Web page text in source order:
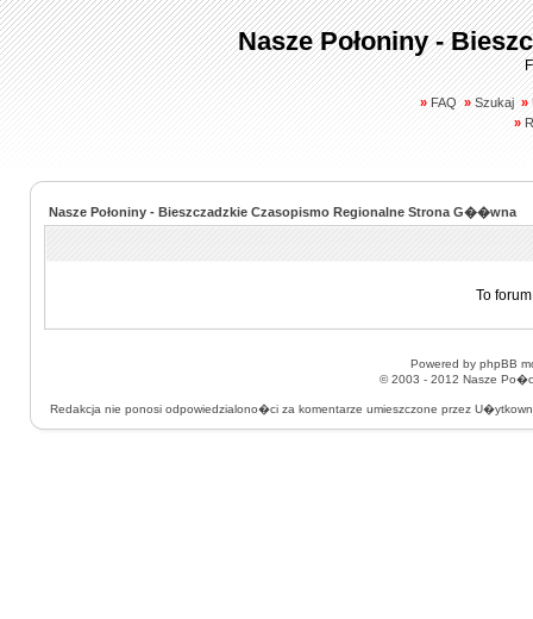
Nasze Połoniny -
» FAQ » Szukaj »
»
Nasze Połoniny - Bieszczadzkie Czasopismo Regionalne Strona G��wna
To
Powered by phpBB
© 2003 - 2012 Nasze
Redakcja nie ponosi odpowiedzialono�ci za komentarze umieszczone przez